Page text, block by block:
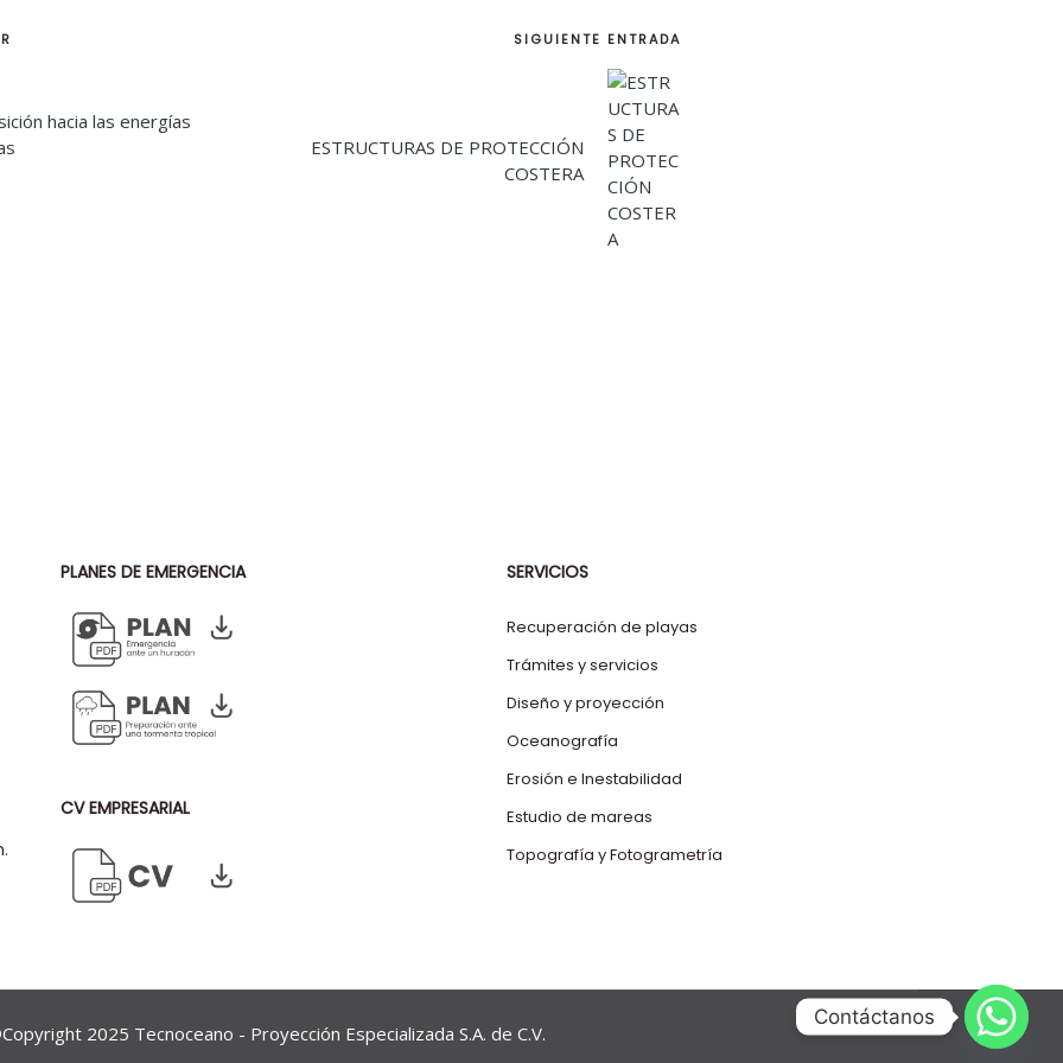
hacia las energías
SIGUIENTE ENTRADA
ESTRUCTURAS DE PROTECCIÓN
COSTERA
PLANES DE EMERGENCIA
CV EMPRESARIAL
SERVICIOS
Recuperación de playas
Trámites y servicios
Diseño y proyección
Oceanografía
Erosión e Inestabilidad
Estudio de mareas
Topografía y Fotogrametría
2025 Tecnoceano - Proyección Especializada S.A. de C.V.
Contáctanos